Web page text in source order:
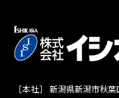
［本社］ 新潟県新潟市秋葉